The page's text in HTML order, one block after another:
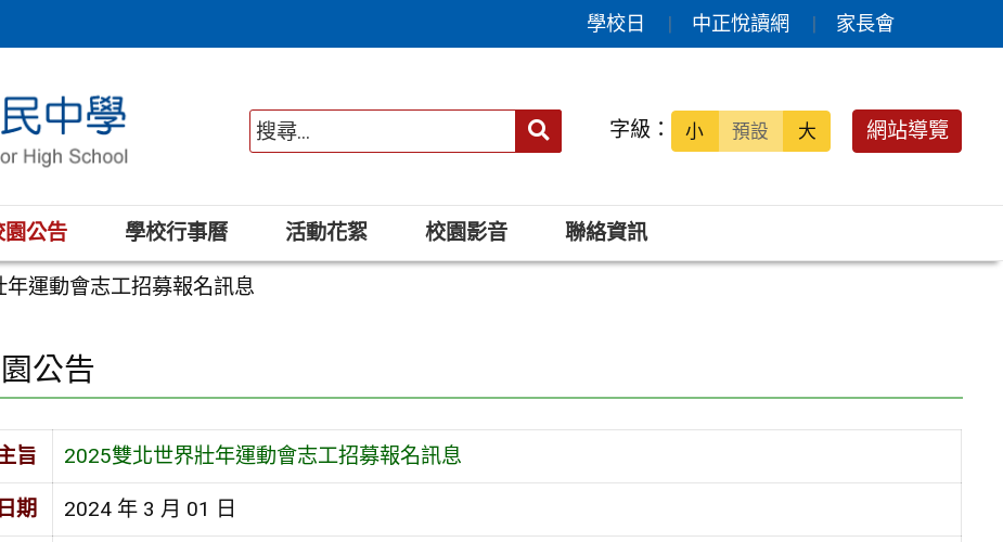
學校日 中正悅讀網 家長會
送出 字級： 小 預設 大 網站導覽
園公告 學校行事曆 活動花絮 校園影音 聯絡資訊
運動會志工招募報名訊息
公告
旨 2025雙北世界壯年運動會志工招募報名訊息
期 2024 年 3 月 01 日